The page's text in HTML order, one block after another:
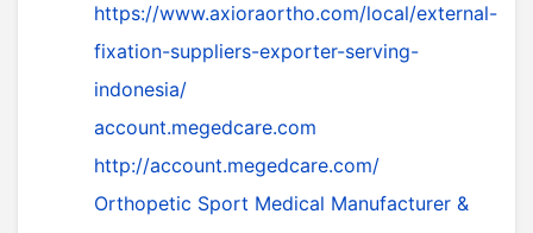
https://www.axioraortho.com/local/external-
fixation-suppliers-exporter-serving-
indonesia/
account.megedcare.com
http://account.megedcare.com/
Orthopetic Sport Medical Manufacturer &